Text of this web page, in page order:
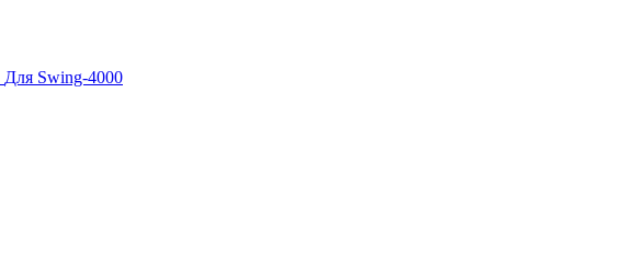
Для Swing-4000